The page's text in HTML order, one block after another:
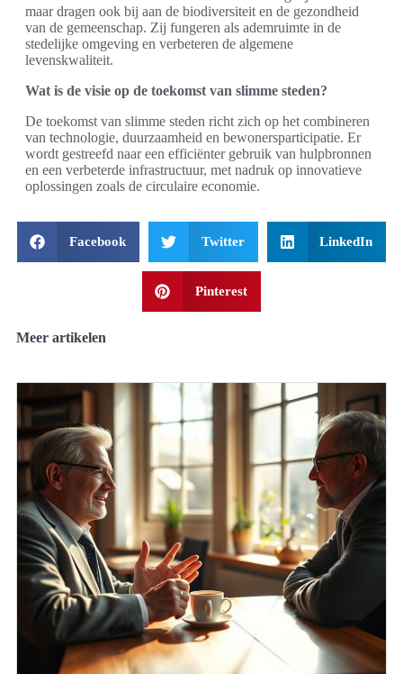
maar dragen ook bij aan de biodiversiteit en de gezondheid
van de gemeenschap. Zij fungeren als ademruimte in de
stedelijke omgeving en verbeteren de algemene
levenskwaliteit.
Wat is de visie op de toekomst van slimme steden?
De toekomst van slimme steden richt zich op het combineren
van technologie, duurzaamheid en bewonersparticipatie. Er
wordt gestreefd naar een efficiënter gebruik van hulpbronnen
en een verbeterde infrastructuur, met nadruk op innovatieve
oplossingen zoals de circulaire economie.
Facebook Twitter LinkedIn
Pinterest
Meer artikelen